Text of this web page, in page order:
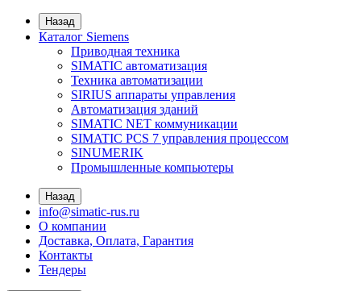
Назад
Каталог Siemens
Приводная техника
SIMATIC автоматизация
Техника автоматизации
SIRIUS аппараты управления
Автоматизация зданий
SIMATIC NET коммуникации
SIMATIC PCS 7 управления процессом
SINUMERIK
Промышленные компьютеры
Назад
info@simatic-rus.ru
О компании
Доставка, Оплата, Гарантия
Контакты
Тендеры